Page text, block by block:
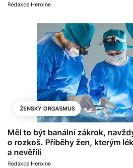
Redakce Heroine
ŽENSKÝ ORGASMUS
Měl to být banální zákrok,
o rozkoš. Příběhy žen, kterým
a nevěřili
Redakce Heroine